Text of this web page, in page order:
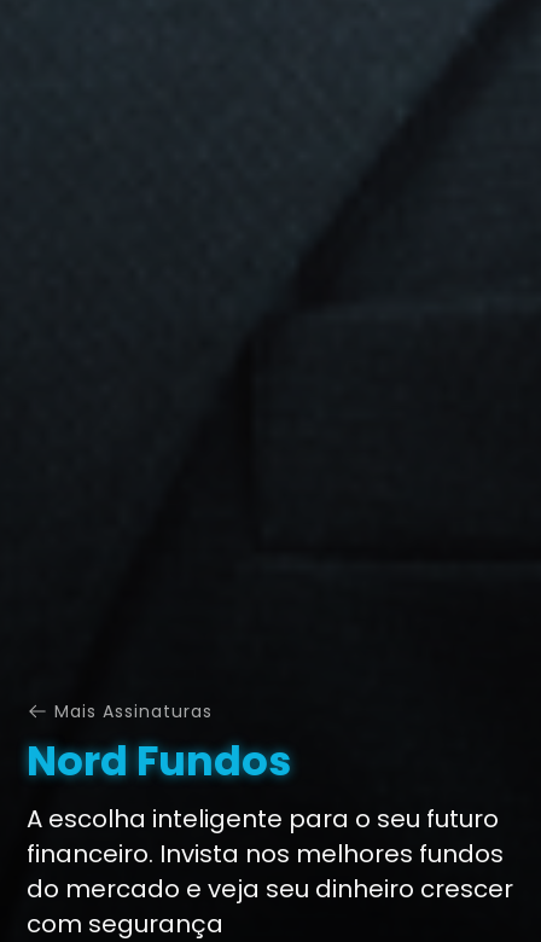
Mais Assinaturas
Nord Fundos
A escolha inteligente para o seu futuro
financeiro. Invista nos melhores fundos
do mercado e veja seu dinheiro crescer
com segurança